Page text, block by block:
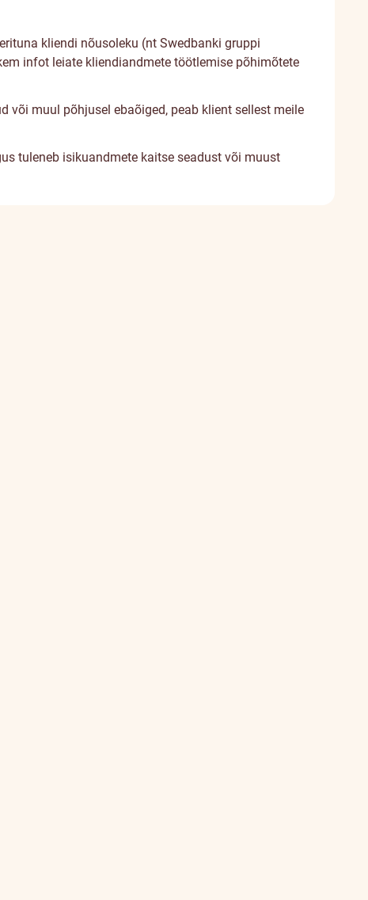
kliendi nõusoleku (nt Swedbanki gruppi
infot leiate kliendiandmete töötlemise põhimõtete
või muul põhjusel ebaõiged, peab klient sellest meile
tuleneb isikuandmete kaitse seadust või muust